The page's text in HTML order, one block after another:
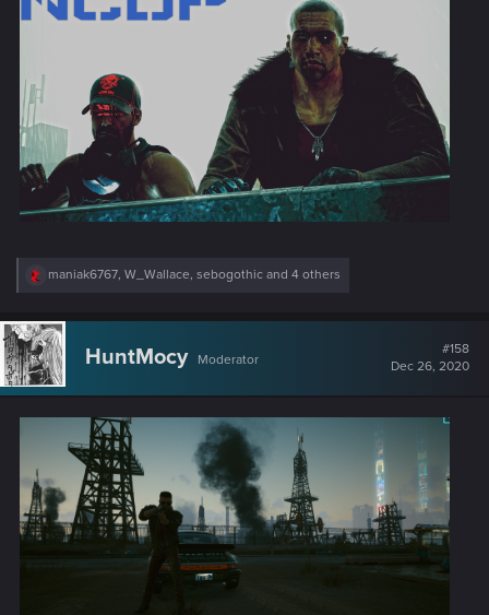
R
c
t
i
o
n
s
maniak6767, W_Wallace, sebogothic and 4 others
HuntMocy Moderator
#158
Dec 26, 2020